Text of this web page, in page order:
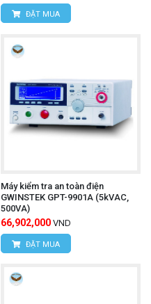
ĐẶT MUA
Máy kiểm tra an toàn điện
GWINSTEK GPT-9901A (5kVAC,
500VA)
66,902,000 VND
ĐẶT MUA